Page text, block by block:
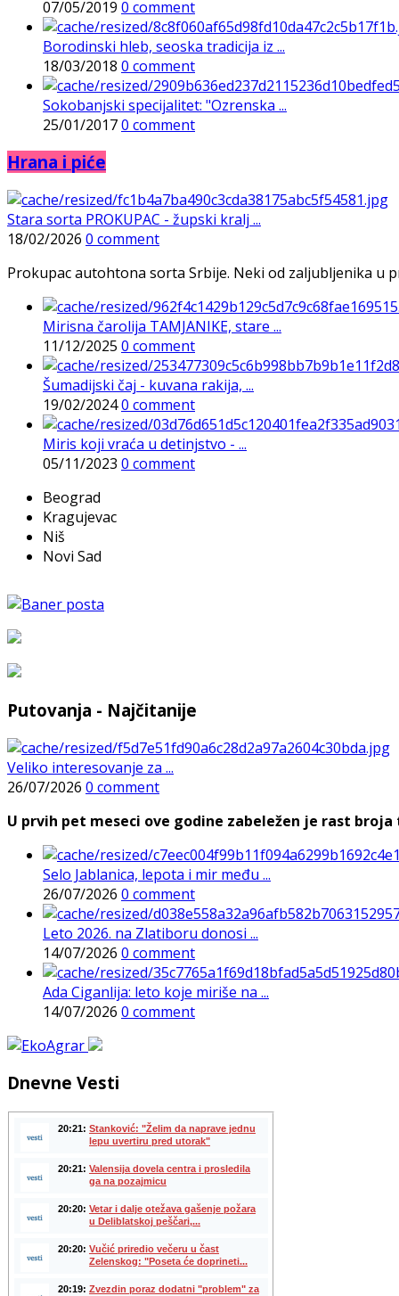
07/05/2019 0 comment
Borodinski hleb, seoska tradicija iz ...
18/03/2018 0 comment
Sokobanjski specijalitet: "Ozrenska ...
25/01/20170 comment
Hrana i piće
Stara sorta PROKUPAC - župski kralj ...
18/02/2026 0 comment
Prokupac autohtona sorta Srbije. Neki od zaljubljenika u
Mirisna čarolija TAMJANIKE, stare ...
11/12/2025 0 comment
Šumadijski čaj - kuvana rakija, ...
19/02/20240 comment
Miris koji vraća u detinjstvo - ...
05/11/2023 0 comment
Beograd
Kragujevac
Niš
Novi Sad
Putovanja - Najčitanije
Veliko interesovanje za ...
26/07/2026 0 comment
U prvih pet meseci ove godine zabeležen je rast
Selo Jablanica, lepota i mir među ...
26/07/2026 0 comment
Leto 2026. na Zlatiboru donosi ...
14/07/2026 0 comment
Ada Ciganlija: leto koje miriše na ...
14/07/2026 0 comment
Dnevne Vesti